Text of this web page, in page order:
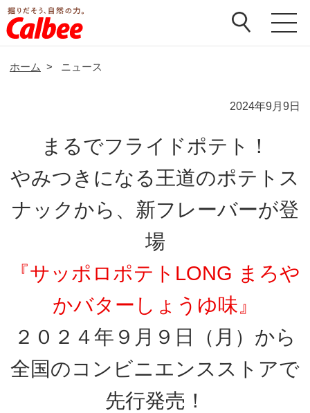
ホーム > ニュース
2024年9月9日
まるでフライドポテト！
やみつきになる王道のポテトス
ナックから、新フレーバーが登
場
『サッポロポテトLONG まろや
かバターしょうゆ味』
２０２４年９月９日（月）から
全国のコンビニエンスストアで
先行発売！